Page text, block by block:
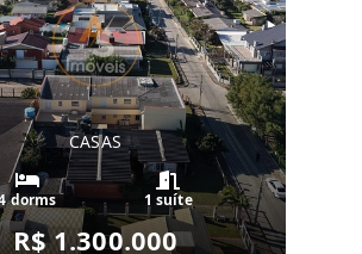
CASAS
dorms 1 suíte
R$ 1.300.000